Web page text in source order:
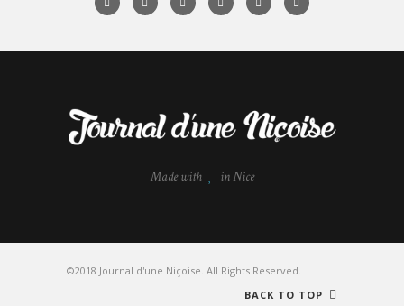
Made with in Nice
©2018 Journal d'une Niçoise. All Rights Reserved.
BACK TO TOP